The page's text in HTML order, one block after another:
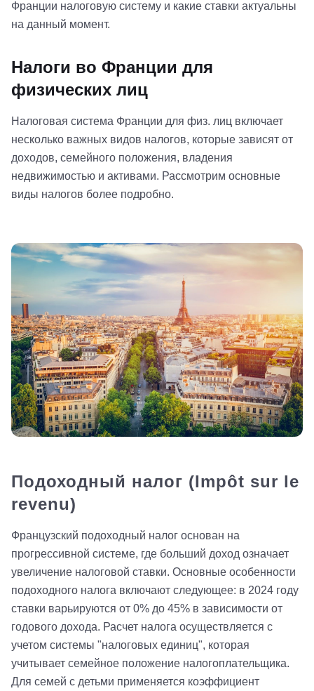
Франции налоговую систему и какие ставки актуальны
на данный момент.
Налоги во Франции для
физических лиц
Налоговая система Франции для физ. лиц включает
несколько важных видов налогов, которые зависят от
доходов, семейного положения, владения
недвижимостью и активами. Рассмотрим основные
виды налогов более подробно.
Подоходный налог (Impôt sur le
revenu)
Французский подоходный налог основан на
прогрессивной системе, где больший доход означает
увеличение налоговой ставки. Основные особенности
подоходного налога включают следующее: в 2024 году
ставки варьируются от 0% до 45% в зависимости от
годового дохода. Расчет налога осуществляется с
учетом системы "налоговых единиц", которая
учитывает семейное положение налогоплательщика.
Для семей с детьми применяется коэффициент